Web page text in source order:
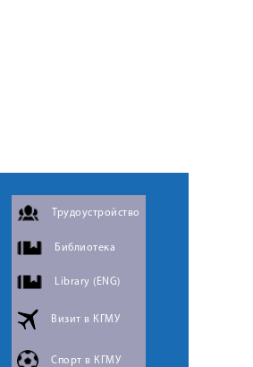
Трудоустройство
Библиотека
Library (ENG)
Визит в КГМУ
Спорт в КГМУ